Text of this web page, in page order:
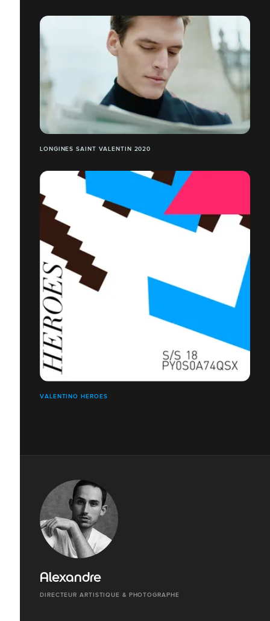
LONGINES SAINT VALENTIN 2020
VALENTINO HEROES
Alexandre
DIRECTEUR ARTISTIQUE & PHOTOGRAPHE